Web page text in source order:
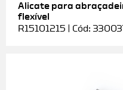
Alicate para
flexível
R15101215 | Cód: